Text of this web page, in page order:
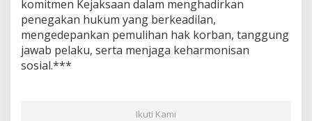
komitmen Kejaksaan dalam menghadirkan
penegakan hukum yang berkeadilan,
mengedepankan pemulihan hak korban, tanggung
jawab pelaku, serta menjaga keharmonisan
sosial.***
Ikuti Kami